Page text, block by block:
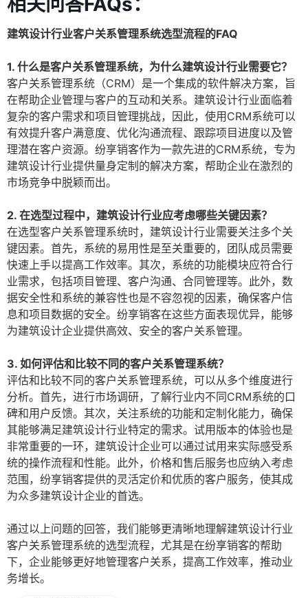
建筑设计行业客户关系管理系统选型流程的FAQ
1. 什么是客户关系管理系统，为什么建筑设计行业需要它？
客户关系管理系统（CRM）是一个集成的软件解决方案，旨
在帮助企业管理与客户的互动和关系。建筑设计行业面临着
复杂的客户需求和项目管理挑战，因此，使用CRM系统可以
有效提升客户满意度、优化沟通流程、跟踪项目进度以及管
理潜在客户资源。纷享销客作为一款先进的CRM系统，专为
建筑设计行业提供量身定制的解决方案，帮助企业在激烈的
市场竞争中脱颖而出。
2. 在选型过程中，建筑设计行业应考虑哪些关键因素？
在选型客户关系管理系统时，建筑设计行业需要关注多个关
键因素。首先，系统的易用性是至关重要的，团队成员需要
快速上手以提高工作效率。其次，系统的功能模块应符合行
业需求，包括项目管理、客户沟通、合同管理等。此外，数
据安全性和系统的兼容性也是不容忽视的因素，确保客户信
息和项目数据的安全。纷享销客在这些方面表现优异，能够
为建筑设计企业提供高效、安全的客户关系管理。
3. 如何评估和比较不同的客户关系管理系统？
评估和比较不同的客户关系管理系统，可以从多个维度进行
分析。首先，进行市场调研，了解行业内不同CRM系统的口
碑和用户反馈。其次，关注系统的功能和定制化能力，确保
其能够满足建筑设计行业特定的需求。试用版本的体验也是
非常重要的一环，建筑设计企业可以通过试用来实际感受系
统的操作流程和性能。此外，价格和售后服务也应纳入考虑
范围，纷享销客提供的灵活定价和优质的客户服务，使其成
为众多建筑设计企业的首选。
通过以上问题的回答，我们能够更清晰地理解建筑设计行业
客户关系管理系统的选型流程，尤其是在纷享销客的帮助
下，企业能够更好地管理客户关系，提高工作效率，推动业
务增长。